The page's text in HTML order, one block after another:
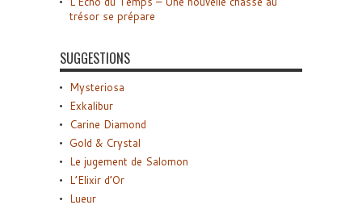
trésor se prépare
SUGGESTIONS
Mysteriosa
Exkalibur
Carine Diamond
Gold & Crystal
Le jugement de Salomon
L’Elixir d’Or
Lueur